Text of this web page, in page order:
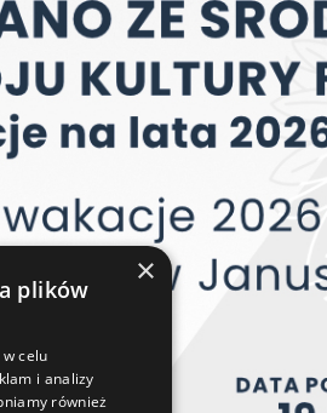
×
plików
celu
i analizy
również